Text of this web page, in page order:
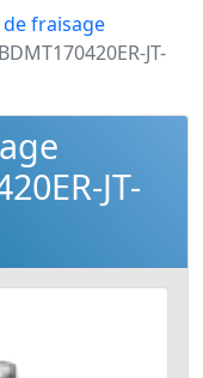
fraisage
JT-
JT-